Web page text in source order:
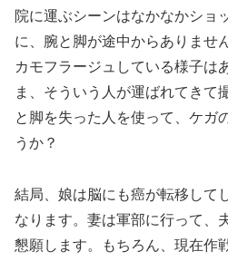
院に運ぶシーンはなかなかショ
に、腕と脚が途中からありませ
カモフラージュしている様子は
ま、そういう人が運ばれてきて
と脚を失った人を使って、ケガ
うか？
結局、娘は脳にも癌が転移して
なります。妻は軍部に行って、
懇願します。もちろん、現在作